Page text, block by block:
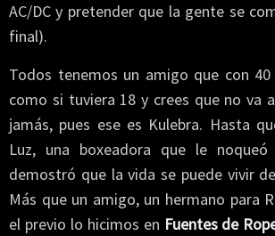
AC/DC y pretender que la gente se
final).
Todos tenemos un amigo que con
como si tuviera 18 y crees que no va
jamás, pues ese es Kulebra. Hasta
Luz, una boxeadora que le
demostró que la vida se puede vivir
Más que un amigo, un hermano para
el previo lo hicimos en Fuentes de